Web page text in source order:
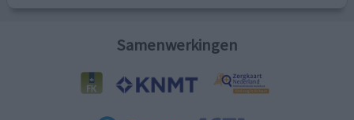
Samenwerkingen